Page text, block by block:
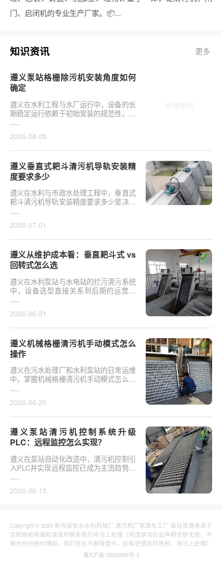
门、启闭机的专业生产厂家。📦...
知识资讯 更多
遵义泵站格栅除污机安装角度如何
确定
遵义在水利工程与水厂运行中，设备的长
期稳定运行依赖于初始安装的规范性。对
于泵站核心拦污设备而言，其倾斜度直接
2026-08-05
遵义垂直式耙斗清污机导轨安装精
度要求多少
遵义在水利与市政水处理工程中，垂直式
耙斗清污机导轨安装精度要求多少是决定
设备运行平稳性的核心**。导轨作为耙斗
2026-07-01
遵义从维护成本看：垂直耙斗式 vs
回转式怎么选
遵义在水利泵站与水电站的拦污清污系统
中，设备选型直接关系到后期的运营开
支。探讨从维护成本看：垂直耙斗式 vs
2026-06-21
遵义机械格栅清污机手动模式怎么
操作
遵义在污水处理厂和水利泵站的日常运维
中，掌握机械格栅清污机手动模式怎么操
作是保障设备稳定运行的基础环节。以某
2026-06-20
遵义泵站清污机控制系统升级
PLC：远程监控怎么实现？
遵义在泵站自动化改造中，清污机控制引
入PLC并实现远程监控已成为主流趋势。
传统清污机多采用继电器硬接线，无法实
2026-06-15
Copyright © 2024 新河县依水水利机械厂 清污机厂家源头工厂 本站资源来源于
互联网如有侵权请及时联系我们将马上处理（另违禁词在此声明全部无效，不
做为任何赔付理由，我们也在不断排查中，如有还望及时告知，将马上处理）
冀ICP备18025995号-5